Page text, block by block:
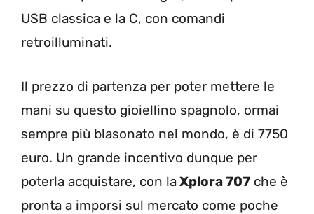
USB classica e la C, con comandi
retroilluminati.
Il prezzo di partenza per poter mettere le
mani su questo gioiellino spagnolo, ormai
sempre più blasonato nel mondo, è di 7750
euro. Un grande incentivo dunque per
poterla acquistare, con laXplora 707 che è
pronta a imporsi sul mercato come poche